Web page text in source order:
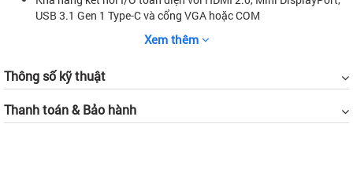
USB 3.1 Gen 1 Type-C và cổng VGA hoặc COM
Độ tin cậy 24/7: Được thử nghiệm rộng rãi nhằm đảm bảo độ tin
*Hỗ trợ kết nối M.2 có thể khác nhau tùy theo sản phẩm
Xem thêm
Thông số kỹ thuật
Thanh toán & Bảo hành